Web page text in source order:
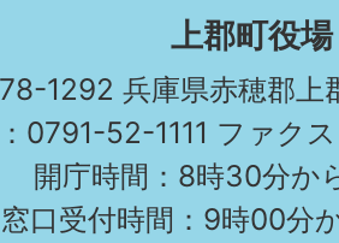
KAMIGORI
TOWN
上郡町役場
1292 兵庫県赤穂郡上
0791-52-1111 ファク
開庁時間：8時30分か
窓口受付時間：9時00分